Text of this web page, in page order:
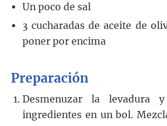
Un poco de sal
3 cucharadas de aceite de
poner por encima
Preparación
Desmenuzar la levadura
ingredientes en un bol.